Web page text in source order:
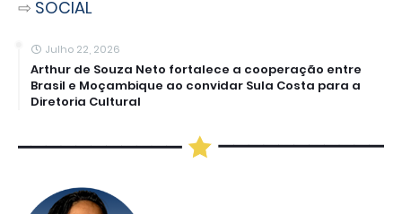
⇨ SOCIAL
Julho 22, 2026
Arthur de Souza Neto fortalece a cooperação entre
Brasil e Moçambique ao convidar Sula Costa para a
Diretoria Cultural